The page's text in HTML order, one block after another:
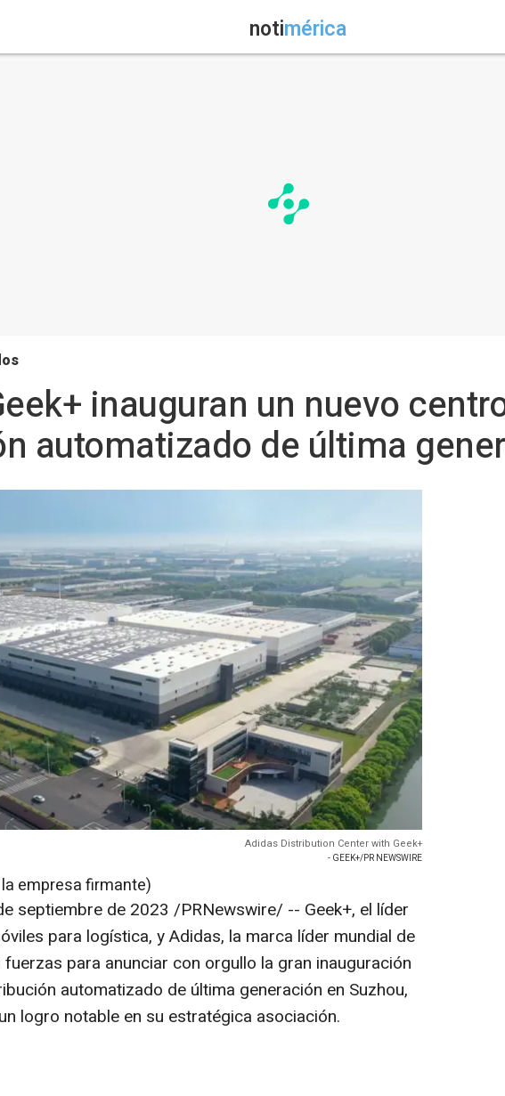
notimérica
inauguran un nuevo
automatizado de última
Adidas Distribution Center with Geek+
- GEEK+/PR NEWSWIRE
empresa firmante)
septiembre de 2023 /PRNewswire/ -- Geek+, el líder
para logística, y Adidas, la marca líder mundial de
para anunciar con orgullo la gran inauguración
automatizado de última generación en Suzhou,
logro notable en su estratégica asociación.